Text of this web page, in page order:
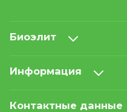
Биоэлит
Информация
Контактные данные